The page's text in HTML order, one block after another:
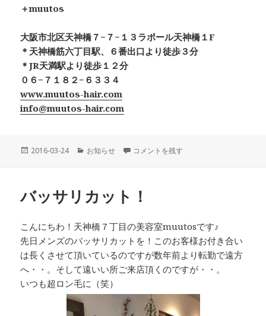
＋muutos
大阪市北区天神橋７−７−１３ラポール天神橋１F
＊天神橋筋六丁目駅、６番出口より徒歩３分
＊JR天満駅より徒歩１２分
０６−７１８２−６３３４
www.muutos-hair.com
info@muutos-hair.com
投
2016-03-24
カ
ー
お知らせ マイクロバブル導入いたしました♪ に
コメントを残す
バッサリカット！
こんにちわ！天神橋７丁目の美容室muutosです♪
先日メンズのバッサリカットを！このお客様お付き合い
は長くさせて頂いているのですが数年前より転勤で遠方
へ・・。そして遠いい所ご来店頂くのですが・・。
いつも超ロン毛に（笑）